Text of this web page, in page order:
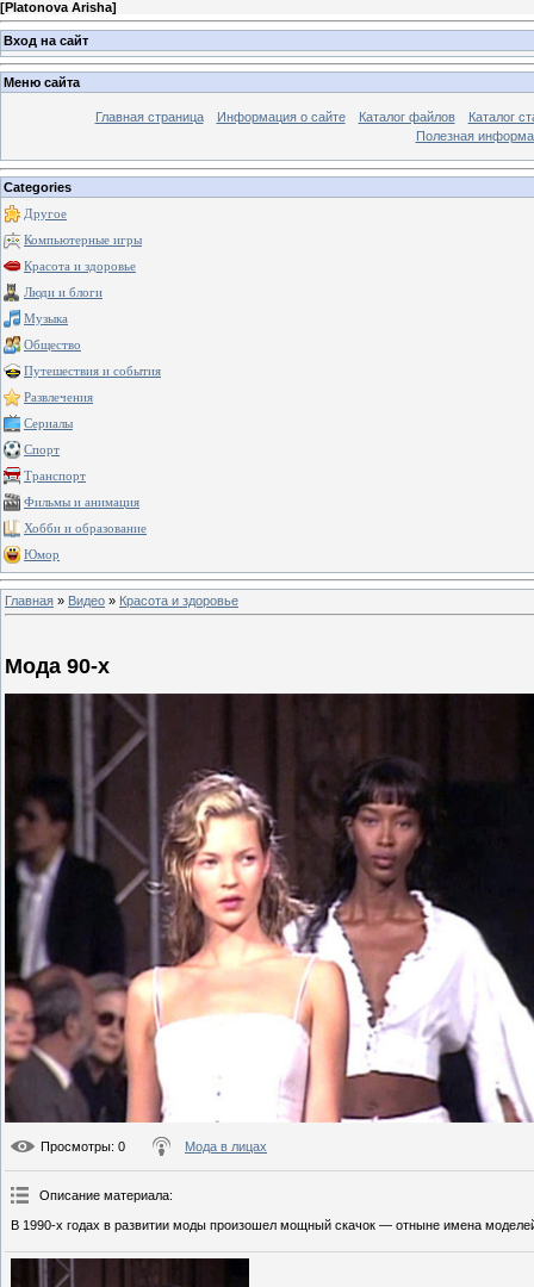
[Platonova Arisha]
Вход на сайт
Меню сайта
Главная страница Информация о сайте Каталог файлов
Каталог
Полезная
Categories
Другое
Компьютерные игры
Красота и здоровье
Люди и блоги
Музыка
Общество
Путешествия и события
Развлечения
Сериалы
Спорт
Транспорт
Фильмы и анимация
Хобби и образование
Юмор
Главная » Видео » Красота и здоровье
Мода 90-х
Просмотры: 0 Мода в лицах
Описание материала:
В 1990-х годах в развитии моды произошел мощный скачок — отныне имена